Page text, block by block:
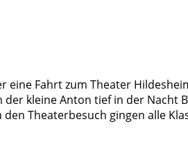
eine Fahrt zum Theater
kleine Anton tief in der
Theaterbesuch gingen alle